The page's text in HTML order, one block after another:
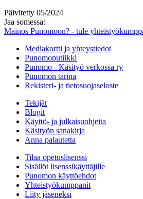
Päivitetty 05/2024
Jaa somessa:
Mainos Punomoon? - tule
Mediakortti ja yhteystiedot
Punomoputiikki
Punomo - Käsityö verkossa ry
Punomon tarina
Rekisteri- ja tietosuojaseloste
Tekijät
Blogit
Käyttö- ja julkaisuohjeita
Käsityön sanakirja
Anna palautetta
Tilaa opetuslisenssi
Sisällöt lisenssikäyttäjille
Punomon käyttöehdot
Yhteistyökumppanit
Liity jäseneksi